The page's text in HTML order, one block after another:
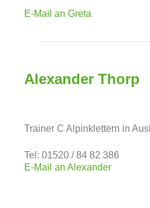
E-Mail an Greta
Alexander Thorp
Trainer C Alpinklettern in
Tel: 01520 / 84 82 386
E-Mail an Alexander